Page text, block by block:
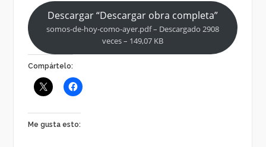
Descargar “Descargar obra completa”
somos-de-hoy-como-ayer.pdf – Descargado 2908
veces – 149,07 KB
Compártelo:
Me gusta esto: